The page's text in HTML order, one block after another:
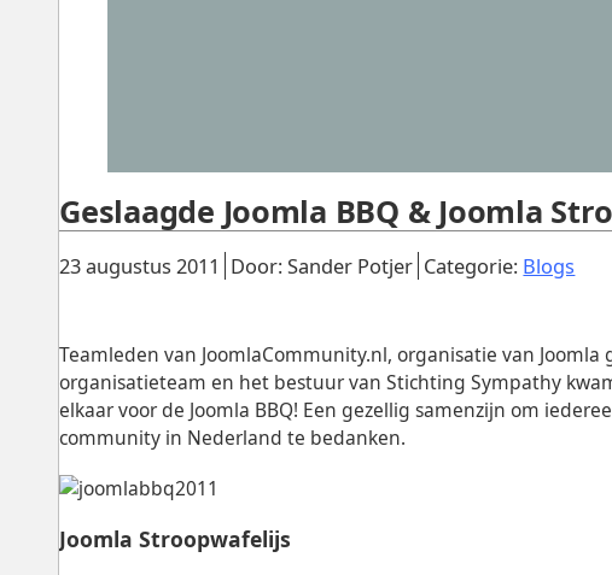
Gepubliceerd:
23 augustus 2011 Door: Sander Potjer. Categorie: Blogs
Geslaagde Joomla BBQ & Joomla
Teamleden van JoomlaCommunity.nl, organisatie van
organisatieteam en het bestuur van Stichting Sympathy
elkaar voor de Joomla BBQ! Een gezellig samenzijn om
community in Nederland te bedanken.
Joomla Stroopwafelijs